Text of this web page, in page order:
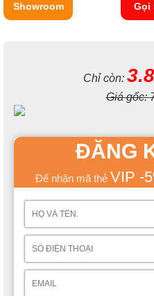
Showroom Gọi
Chỉ còn:
Giá gốc:
ĐĂNG
Để nhận mã thẻ VIP -